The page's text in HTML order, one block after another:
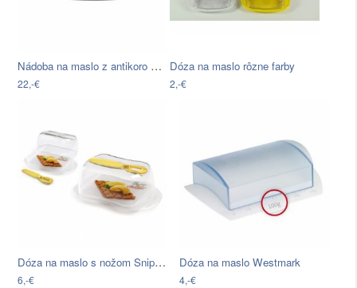
Nádoba na maslo z antikoro ocele WMF…
22,-€
Dóza na maslo rôzne farby
2,-€
Dóza na maslo s nožom Snips Butter
6,-€
Dóza na maslo Westmark
4,-€